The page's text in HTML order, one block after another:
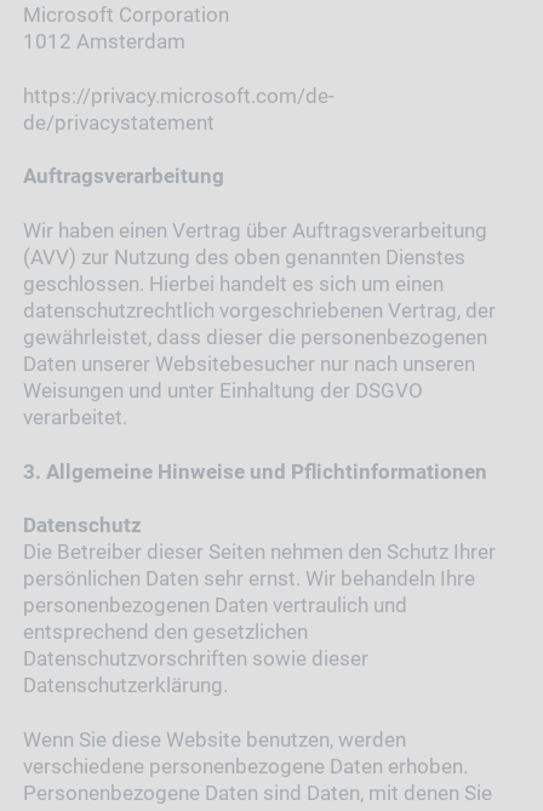
Microsoft Corporation
1012 Amsterdam
https://privacy.microsoft.com/de-
de/privacystatement
Auftragsverarbeitung
Wir haben einen Vertrag über Auftragsverarbeitung
(AVV) zur Nutzung des oben genannten Dienstes
geschlossen. Hierbei handelt es sich um einen
datenschutzrechtlich vorgeschriebenen Vertrag, der
gewährleistet, dass dieser die personenbezogenen
Daten unserer Websitebesucher nur nach unseren
Weisungen und unter Einhaltung der DSGVO
verarbeitet.
3. Allgemeine Hinweise und Pflicht­informationen
Datenschutz
Die Betreiber dieser Seiten nehmen den Schutz Ihrer
persönlichen Daten sehr ernst. Wir behandeln Ihre
personenbezogenen Daten vertraulich und
entsprechend den gesetzlichen
Datenschutzvorschriften sowie dieser
Datenschutzerklärung.
Wenn Sie diese Website benutzen, werden
verschiedene personenbezogene Daten erhoben.
Personenbezogene Daten sind Daten, mit denen Sie